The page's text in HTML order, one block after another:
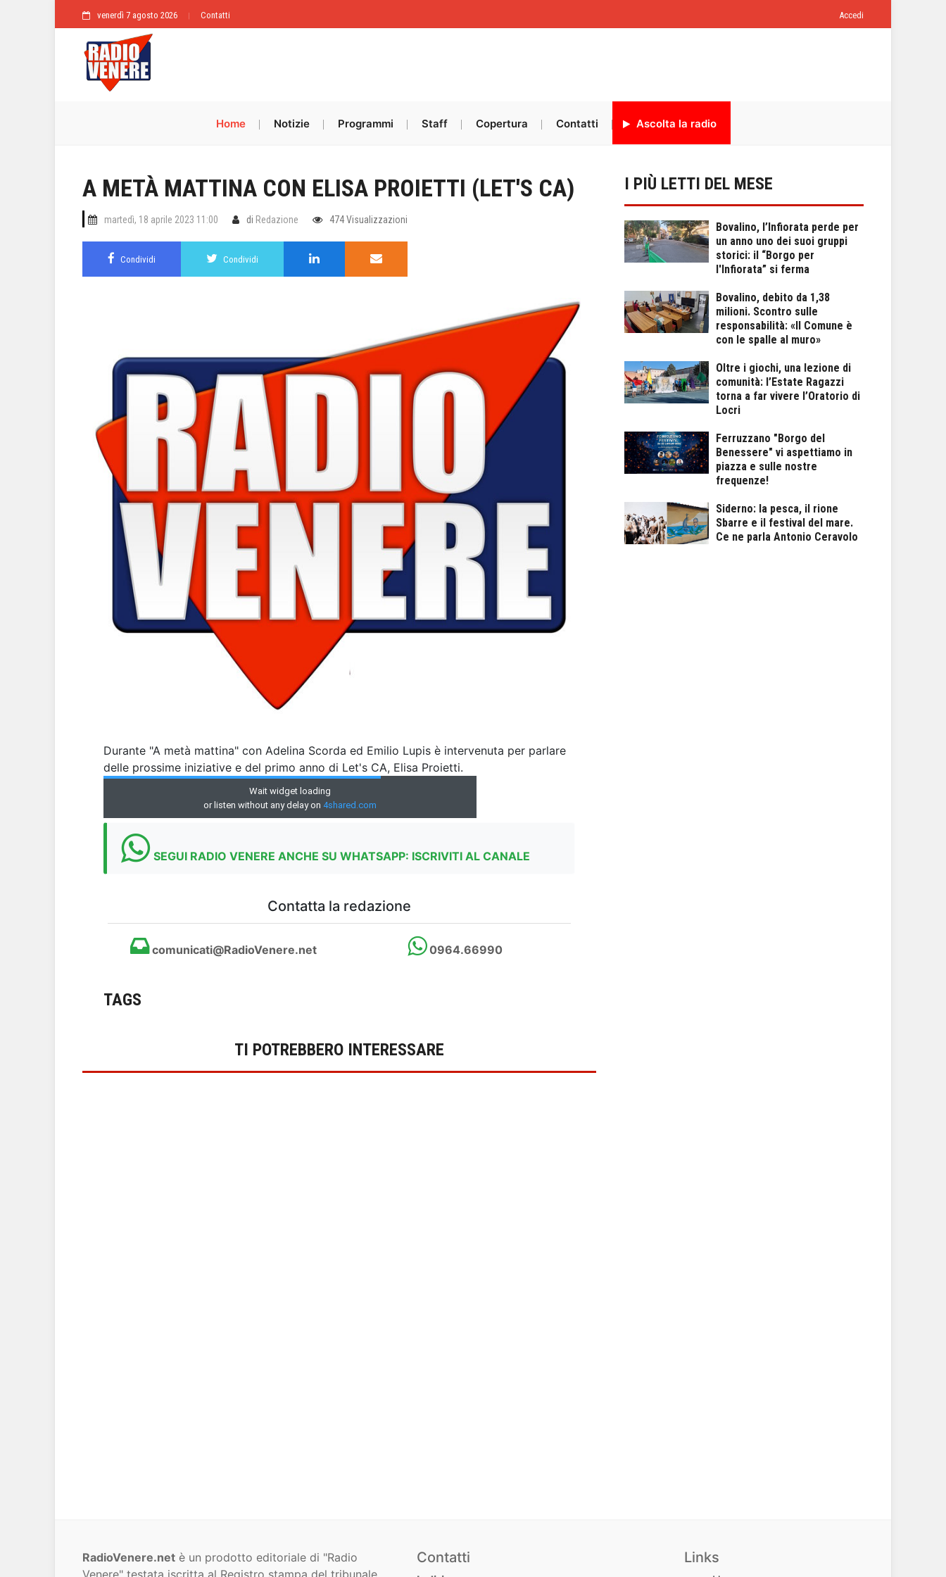
venerdì 7 agosto 2026 Contatti Accedi
Home Notizie Programmi Staff Copertura Contatti Ascolta la radio
A METÀ MATTINA CON ELISA PROIETTI (LET'S CA)
martedì, 18 aprile 2023 11:00 di Redazione 474 Visualizzazioni
Condividi Condividi
Durante "A metà mattina" con Adelina Scorda ed Emilio Lupis è intervenuta per parlare
delle prossime iniziative e del primo anno di Let's CA, Elisa Proietti.
SEGUI RADIO VENERE ANCHE SU WHATSAPP: ISCRIVITI AL CANALE
Contatta la redazione
comunicati@RadioVenere.net 0964.66990
TAGS
TI POTREBBERO INTERESSARE
I PIÙ LETTI DEL MESE
Bovalino, l’Infiorata perde per
un anno uno dei suoi gruppi
storici: il “Borgo per
l'Infiorata” si ferma
Bovalino, debito da 1,38
milioni. Scontro sulle
responsabilità: «Il Comune è
con le spalle al muro»
Oltre i giochi, una lezione di
comunità: l’Estate Ragazzi
torna a far vivere l’Oratorio di
Locri
Ferruzzano "Borgo del
Benessere" vi aspettiamo in
piazza e sulle nostre
frequenze!
Siderno: la pesca, il rione
Sbarre e il festival del mare.
Ce ne parla Antonio Ceravolo
RadioVenere.net è un prodotto editoriale di "Radio
Contatti Links